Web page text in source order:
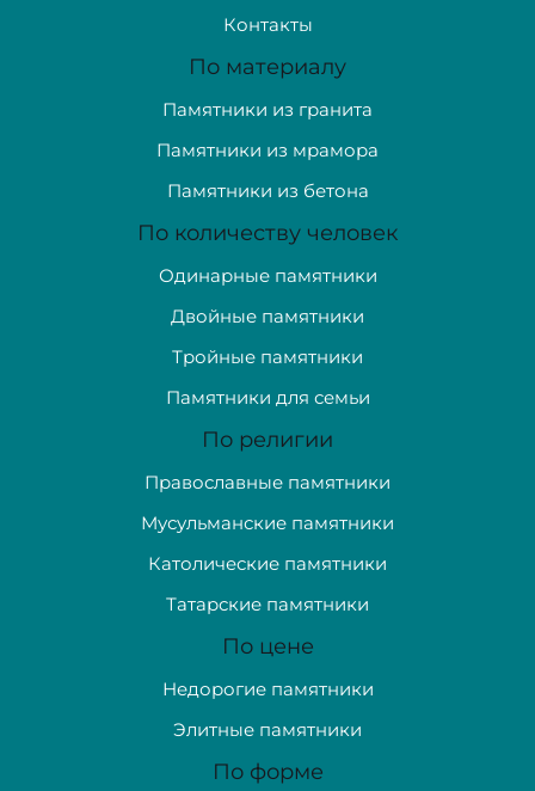
Контакты
По материалу
Памятники из гранита
Памятники из мрамора
Памятники из бетона
По количеству человек
Одинарные памятники
Двойные памятники
Тройные памятники
Памятники для семьи
По религии
Православные памятники
Мусульманские памятники
Католические памятники
Татарские памятники
По цене
Недорогие памятники
Элитные памятники
По форме